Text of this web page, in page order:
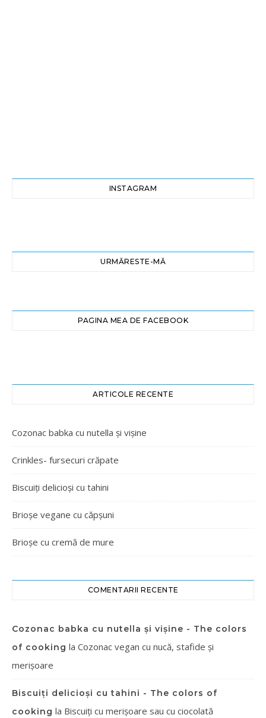
INSTAGRAM
URMĂRESTE-MĂ
PAGINA MEA DE FACEBOOK
ARTICOLE RECENTE
Cozonac babka cu nutella și vișine
Crinkles- fursecuri crăpate
Biscuiți delicioși cu tahini
Brioșe vegane cu căpșuni
Brioșe cu cremă de mure
COMENTARII RECENTE
Cozonac babka cu nutella și vișine - The colors
of cooking la Cozonac vegan cu nucă, stafide și
merișoare
Biscuiți delicioși cu tahini - The colors of
cooking la Biscuiți cu merișoare sau cu ciocolată